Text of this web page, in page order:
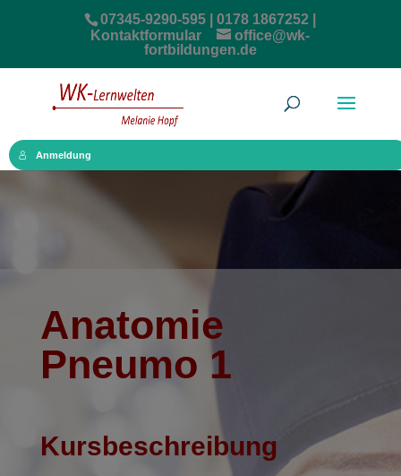
07345-9290-595 | 0178 1867252 |
Kontaktformular
office@wk-
fortbildungen.de
Anmeldung
Anatomie
Pneumo 1
Kursbeschreibung